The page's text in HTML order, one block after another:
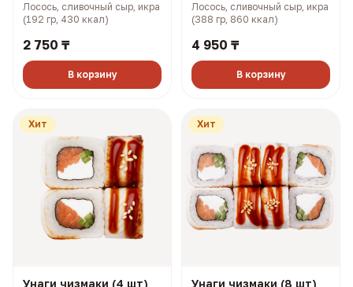
Лосось, сливочный сыр, икра
(192 гр, 430 ккал)
2 750 ₸
В корзину
Лосось, сливочный сыр, икра
(388 гр, 860 ккал)
4 950 ₸
В корзину
Хит
Унаги чизмаки (4 шт)
Хит
Унаги чизмаки (8 шт)